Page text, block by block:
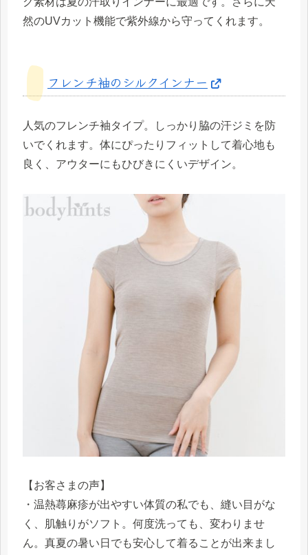
然のUVカット機能で紫外線から守ってくれます。
フレンチ袖のシルクインナー
人気のフレンチ袖タイプ。しっかり脇の汗ジミを防
いでくれます。体にぴったりフィットして着心地も
良く、アウターにもひびきにくいデザイン。
【お客さまの声】
・温熱蕁麻疹が出やすい体質の私でも、縫い目がな
く、肌触りがソフト。何度洗っても、変わりませ
ん。真夏の暑い日でも安心して着ることが出来まし